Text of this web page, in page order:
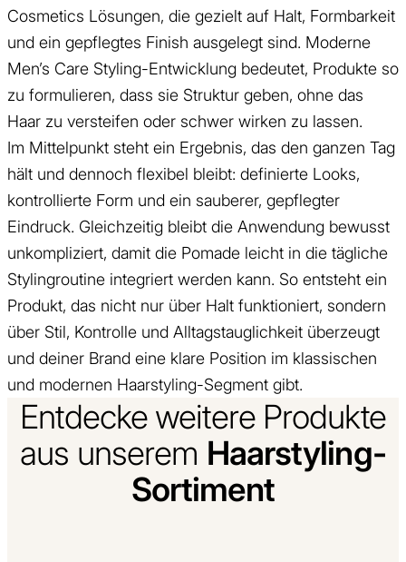
Cosmetics Lösungen, die gezielt auf Halt, Formbarkeit
und ein gepflegtes Finish ausgelegt sind. Moderne
Men’s Care Styling-Entwicklung bedeutet, Produkte so
zu formulieren, dass sie Struktur geben, ohne das
Haar zu versteifen oder schwer wirken zu lassen.
Im Mittelpunkt steht ein Ergebnis, das den ganzen Tag
hält und dennoch flexibel bleibt: definierte Looks,
kontrollierte Form und ein sauberer, gepflegter
Eindruck. Gleichzeitig bleibt die Anwendung bewusst
unkompliziert, damit die Pomade leicht in die tägliche
Stylingroutine integriert werden kann. So entsteht ein
Produkt, das nicht nur über Halt funktioniert, sondern
über Stil, Kontrolle und Alltagstauglichkeit überzeugt
und deiner Brand eine klare Position im klassischen
und modernen Haarstyling-Segment gibt.
Entdecke weitere Produkte
aus unserem Haarstyling-
Sortiment